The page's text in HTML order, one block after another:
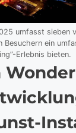
umfasst sieben
Besuchern ein
Erlebnis bieten.